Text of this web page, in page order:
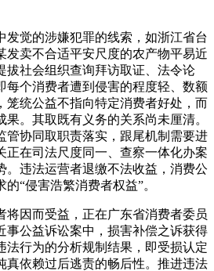
觉的涉嫌犯罪的线索，如浙江省台
发卖不合适平安尺度的农产物平易近
拔社会组织查询拜访取证、法令论
每个消费者遭到侵害的程度轻、数额
笼统公益不指向特定消费者好处，而
。其取既有义务的关系尚未厘清。
管协同取职责落实，跟尾机制需要进
正在司法尺度同一、查察一体化办案
。违法运营者退缴不法收益，消费公
“侵害浩繁消费者权益”。
因而受益，正在广东省消费者委员
事公益诉讼案中，损害补偿之诉获得
法行为的分析规制结果，即受损认定
真依赖过后逃责的畅后性。推进违法